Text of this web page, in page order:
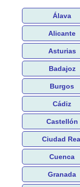
Álava
Alicante
Asturias
Badajoz
Burgos
Cádiz
Castellón
Ciudad
Cuenca
Granada